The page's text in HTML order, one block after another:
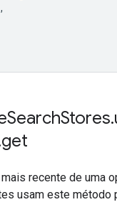
,
SearchStores.
get
recente de uma
usam este método